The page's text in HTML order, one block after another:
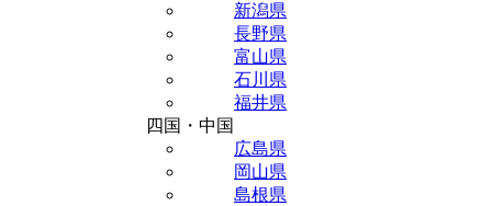
新潟県
長野県
富山県
石川県
福井県
四国・中国
広島県
岡山県
島根県